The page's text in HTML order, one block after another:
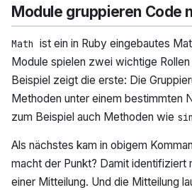
Module gruppieren Code
Math ist ein in Ruby eingebautes
Module spielen zwei wichtige Rollen
Beispiel zeigt die erste: Die
Methoden unter einem bestimmten
zum Beispiel auch Methoden wie
Als nächstes kam in obigem
macht der Punkt? Damit identifiziert
einer Mitteilung. Und die Mitteilung